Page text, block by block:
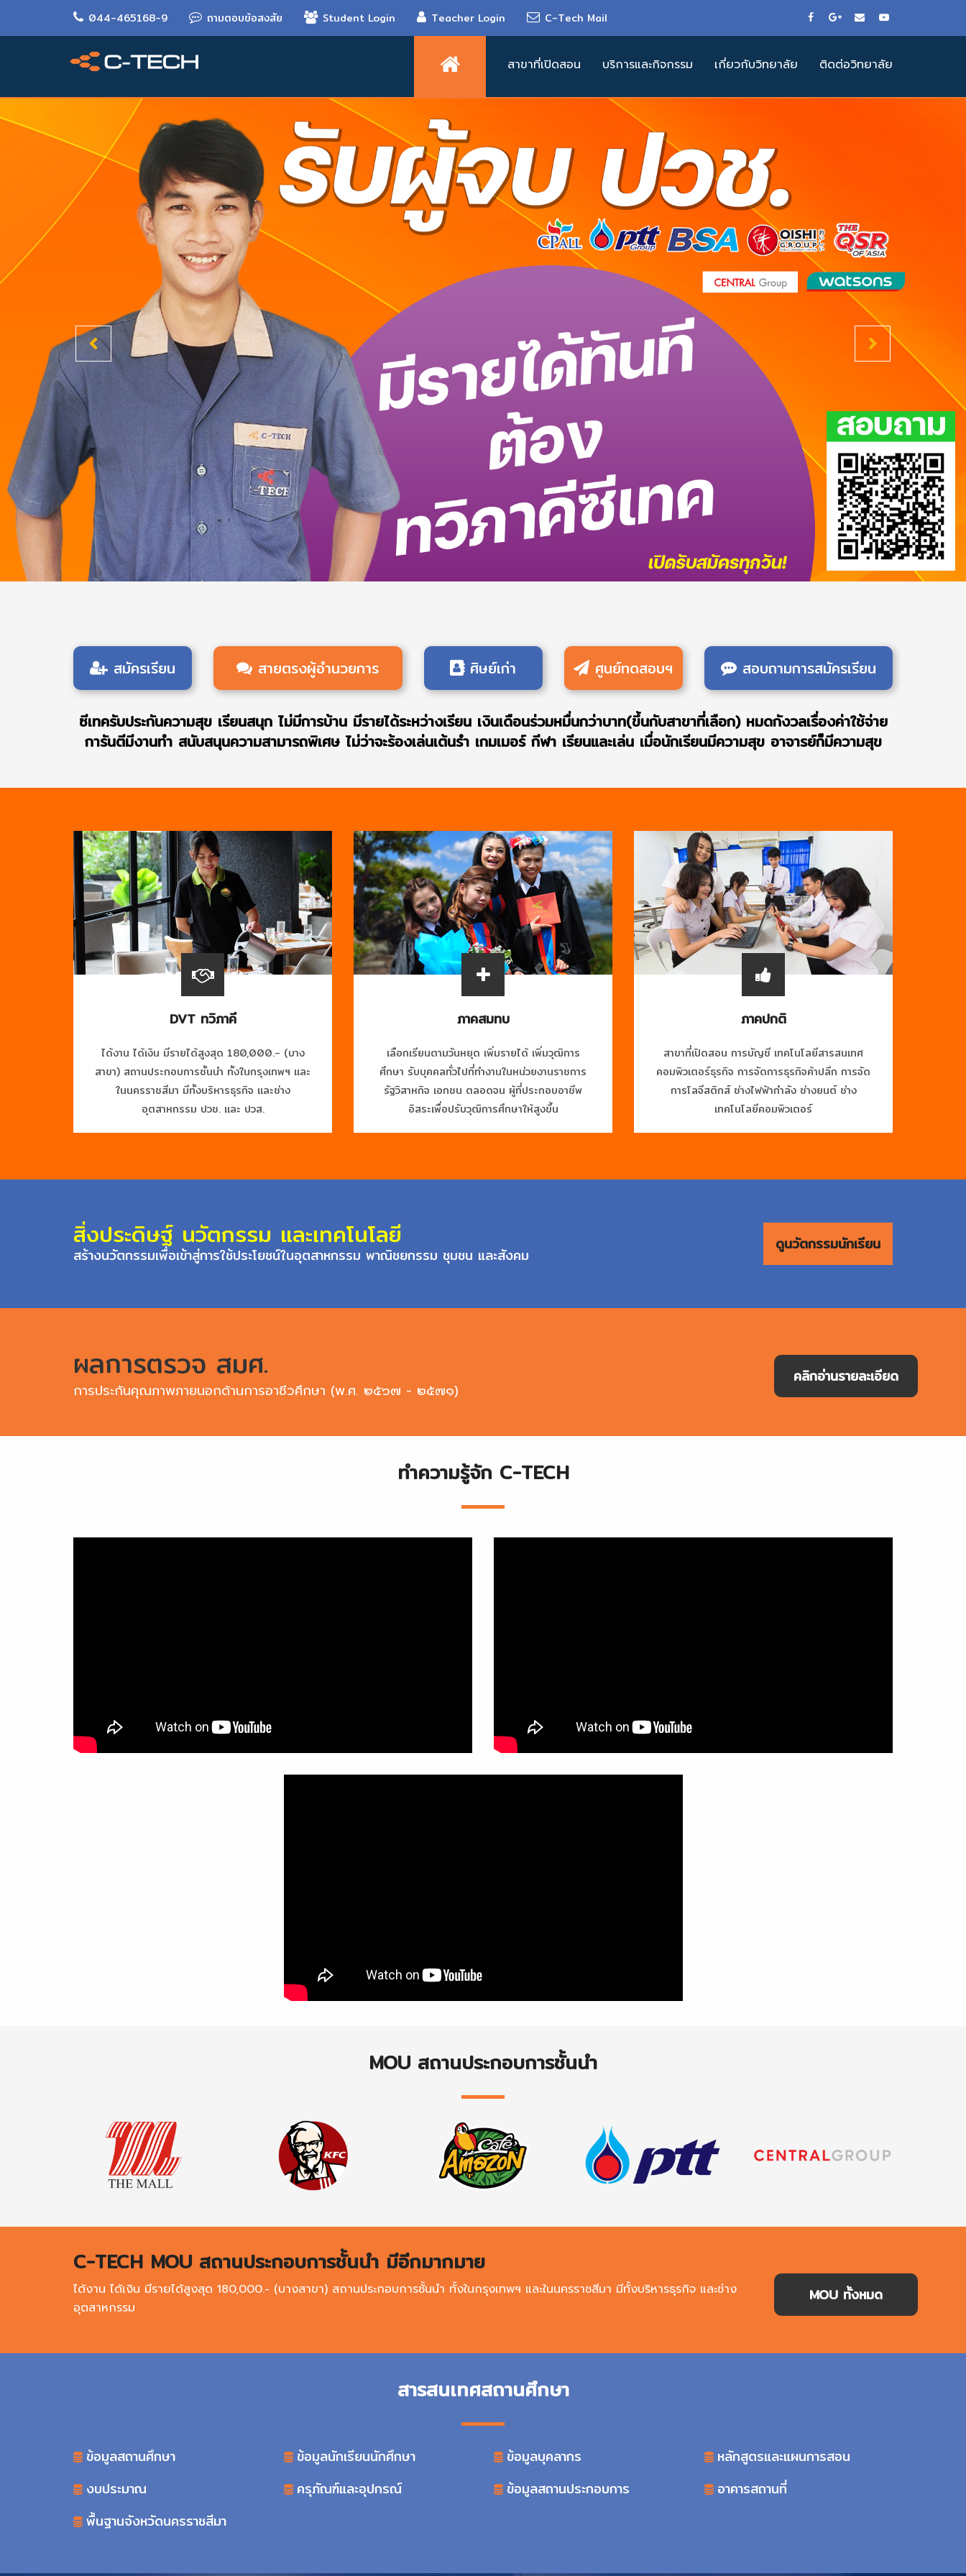
044-465168-9 ถามตอบข้อสงสัย Student Login Teacher Login C-Tech Mail
สาขาที่เปิดสอน บริการและกิจกรรม เกี่ยวกับวิทยาลัย ติดต่อวิทยาลัย
สมัครเรียน สายตรงผู้อำนวยการ ศิษย์เก่า ศูนย์ทดสอบฯ สอบถามการสมัครเรียน
ซีเทครับประกันความสุข เรียนสนุก ไม่มีการบ้าน มีรายได้ระหว่างเรียน เงินเดือนร่วมหมื่นกว่าบาท(ขึ้นกับสาขาที่เลือก) หมดกังวลเรื่องค่าใช้จ่าย
การันตีมีงานทำ สนับสนุนความสามารถพิเศษ ไม่ว่าจะร้องเล่นเต้นรำ เกมเมอร์ กีฬา เรียนและเล่น เมื่อนักเรียนมีความสุข อาจารย์ก็มีความสุข
DVT ทวิภาคี
ได้งาน ได้เงิน มีรายได้สูงสุด 180,000.- (บาง
สาขา) สถานประกอบการชั้นนำ ทั้งในกรุงเทพฯ และ
ในนครราชสีมา มีทั้งบริหารธุรกิจ และช่าง
อุตสาหกรรม ปวช. และ ปวส.
ภาคสมทบ
เลือกเรียนตามวันหยุด เพิ่มรายได้ เพิ่มวุฒิการ
ศึกษา รับบุคคลทั่วไปที่ทำงานในหน่วยงานราชการ
รัฐวิสาหกิจ เอกชน ตลอดจน ผู้ที่ประกอบอาชีพ
อิสระเพื่อปรับวุฒิการศึกษาให้สูงขึ้น
ภาคปกติ
สาขาที่เปิดสอน การบัญชี เทคโนโลยีสารสนเทศ
คอมพิวเตอร์ธุรกิจ การจัดการธุรกิจค้าปลีก การจัด
การโลจีสติกส์ ช่างไฟฟ้ากำลัง ช่างยนต์ ช่าง
เทคโนโลยีคอมพิวเตอร์
สิ่งประดิษฐ์ นวัตกรรม และเทคโนโลยี
สร้างนวัตกรรมเพื่อเข้าสู่การใช้ประโยชน์ในอุตสาหกรรม พาณิชยกรรม ชุมชน และสังคม
ดูนวัตกรรมนักเรียน
ผลการตรวจ สมศ.
การประกันคุณภาพภายนอกด้านการอาชีวศึกษา (พ.ศ. ๒๕๖๗ - ๒๕๗๑)
คลิกอ่านรายละเอียด
ทำความรู้จัก C-TECH
MOU สถานประกอบการชั้นนำ
C-TECH MOU สถานประกอบการชั้นนำ มีอีกมากมาย
ได้งาน ได้เงิน มีรายได้สูงสุด 180,000.- (บางสาขา) สถานประกอบการชั้นนำ ทั้งในกรุงเทพฯ และในนครราชสีมา มีทั้งบริหารธุรกิจ และช่าง
อุตสาหกรรม
MOU ทั้งหมด
สารสนเทศสถานศึกษา
ข้อมูลสถานศึกษา ข้อมูลนักเรียนนักศึกษา ข้อมูลบุคลากร
หลักสูตรและแผนการสอน
งบประมาณ
ครุภัณฑ์และอุปกรณ์ ข้อมูลสถานประกอบการ
อาคารสถานที่
พื้นฐานจังหวัดนครราชสีมา